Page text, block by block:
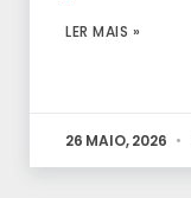
LER MAIS »
26 MAIO, 2026